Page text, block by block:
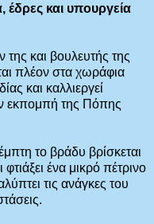
και υπουργεία
και βουλευτής της
πλέον στα χωράφια
και καλλιεργεί
εκπομπή της Πόπης
το βράδυ βρίσκεται
ένα μικρό πέτρινο
τις ανάγκες του